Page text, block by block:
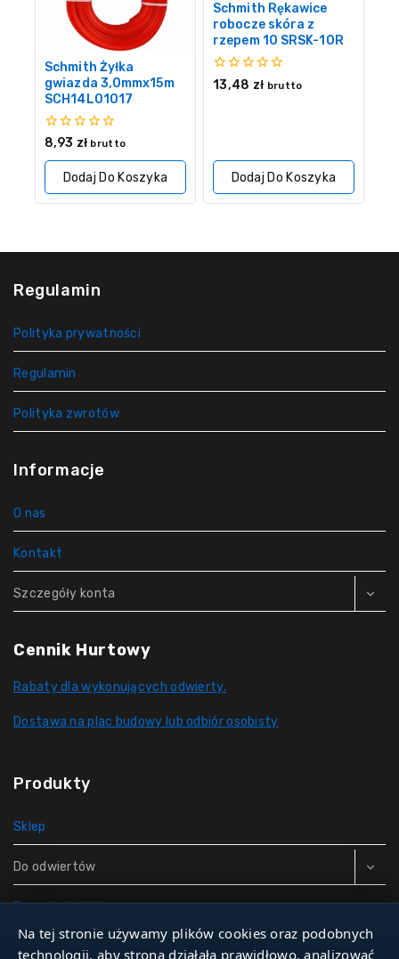
Schmith Żyłka
gwiazda 3,0mmx15m
SCH14L01017
0
5
8,93 zł brutto
Dodaj Do Koszyka
Schmith Rękawice
robocze skóra z
rzepem 10 SRSK-10R
0
13,48 zł brutto
Dodaj Do Koszyka
Regulamin
Polityka prywatności
Regulamin
Polityka zwrotów
Informacje
O nas
Kontakt
Szczegóły konta
Cennik Hurtowy
Rabaty dla wykonujących odwierty.
Dostawa na plac budowy lub odbiór osobisty
Produkty
Sklep
Do odwiertów
Rury do studni
Zbiorniki hydroforowe
Na tej stronie używamy plików cookies oraz podobnych
technologii, aby strona działała prawidłowo, analizować